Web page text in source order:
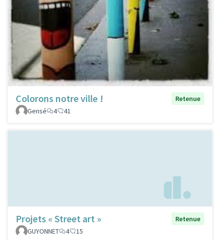
Colorons notre ville !
Retenue
Gensé
4 41
Projets « Street art »
Retenue
GUYONNET
4 15